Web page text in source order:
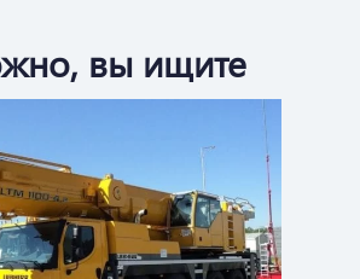
вы ищите